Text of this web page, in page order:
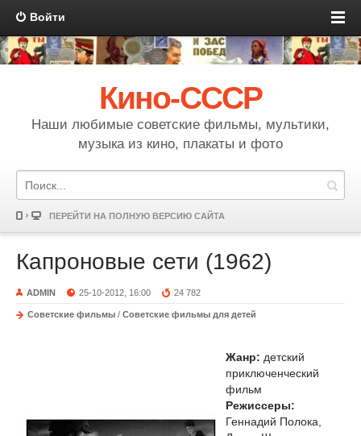
Войти
Кино-СССР
Наши любимые советские фильмы, мультики,
музыка из кино, плакаты и фото
ПЕРЕЙТИ НА ПОЛНУЮ ВЕРСИЮ САЙТА
Капроновые сети (1962)
ADMIN 25-10-2012, 16:00 24 782
Советские фильмы / Советские фильмы для детей
Жанр: детский
приключенческий
фильм
Режиссеры:
Геннадий Полока,